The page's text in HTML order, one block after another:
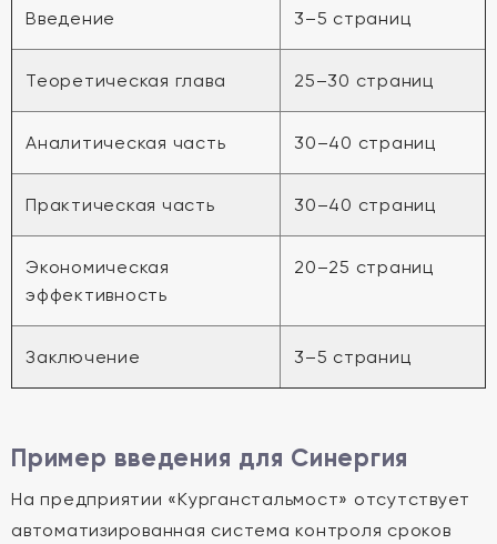
Введение 3–5 страниц
Теоретическая глава 25–30 страниц
Аналитическая часть 30–40 страниц
Практическая часть 30–40 страниц
Экономическая
эффективность
20–25 страниц
Заключение 3–5 страниц
Пример введения для Синергия
На предприятии «Курганстальмост» отсутствует
автоматизированная система контроля сроков